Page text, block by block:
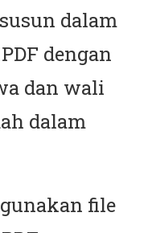
dalam
dengan
dan wali
dalam
file